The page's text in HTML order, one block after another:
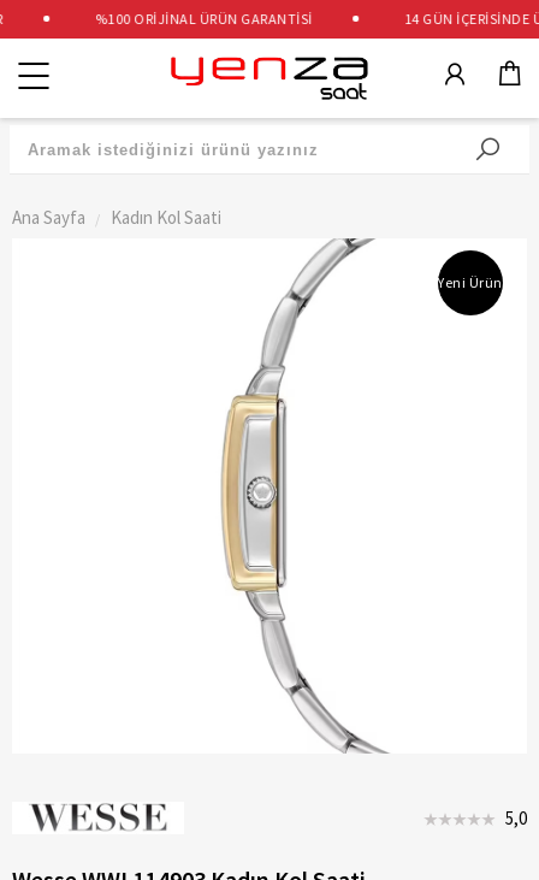
%100 ORİJİNAL ÜRÜN GARANTİSİ 14 GÜN İÇERİSİNDE
Kategoriler
Ana Sayfa Kadın Kol Saati
Yeni Ürün
5,0